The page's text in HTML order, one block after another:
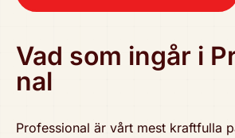
Vad som ingår i
nal
Pro­fes­sio­nal är vårt mest kraft­ful­la